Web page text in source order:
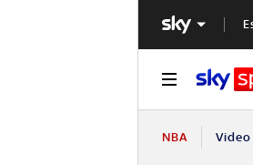
NBA Video